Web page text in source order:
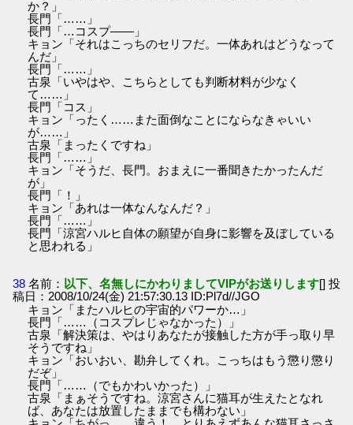
か？」
長門「……」
長門「…コスプ――」
キョン「それはこっちのセリフだ。一体あれはどうなって
んだ」
長門「……」
古泉「いやはや、こちらとしても判断材料が少なく
て……」
長門「コス」
キョン「ったく……また面倒なことにならなきゃいい
が……」
古泉「まったくですね」
長門「……」
キョン「そうだ、長門。おまえに一番聞きたかったんだ
が」
長門「！」
キョン「あれは一体なんなんだ？」
長門「……」
長門「涼宮ハルヒ自体の願望が自身に影響を及ぼしている
と思われる」
38 名前： 以下、名無しにかわりましてVIPがお送りします[] 投
稿日：2008/10/24(金) 21:57:30.13 ID:Pl7d//JGO
キョン「またハルヒの宇宙的パワーか…」
長門「……（コスプレじゃなかった）」
古泉「解決策は、やはりあなたが接触した方が手っ取り早
そうですね」
キョン「おいおい、勘弁してくれ。こっちはもう懲り懲り
だぞ」
長門「……（でもかわいかった）」
古泉「まぁそうですね。涼宮さんに猫耳が生えたとなれ
ば、あなたは放置したままでも構わない」